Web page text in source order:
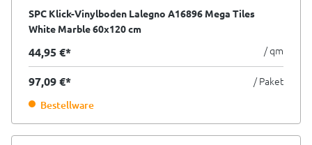
SPC Klick-Vinylboden Lalegno A16896 Mega Tiles
White Marble 60x120 cm
44,95 €* / qm
97,09 €* / Paket
Bestellware